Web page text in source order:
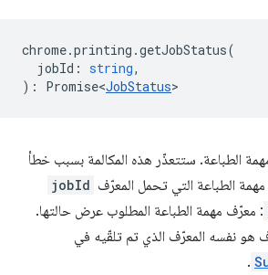
chrome.printing .getJobStatus(
jobId : string,
) : Promise<JobStatus>
الطباعة. ستتعذّر هذه المكالمة بسبب خطأ
الطباعة التي تحمل المعرّف jobId
: معرّف مهمة الطباعة المطلوب عرض حالتها.
هو نفسه المعرّف الذي تم تلقّيه في
.